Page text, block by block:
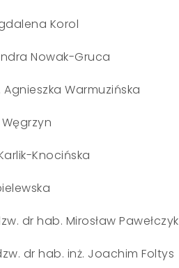
Korol
Nowak-Gruca
Warmuzińska
Knocińska
dr hab. Mirosław Pawełczyk
dr hab. inż. Joachim Foltys